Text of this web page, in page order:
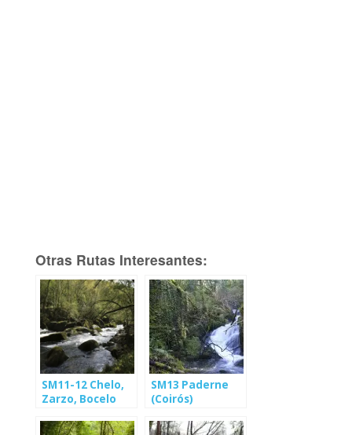
Otras Rutas Interesantes:
SM11-12 Chelo,
Zarzo, Bocelo
SM13 Paderne
(Coirós)